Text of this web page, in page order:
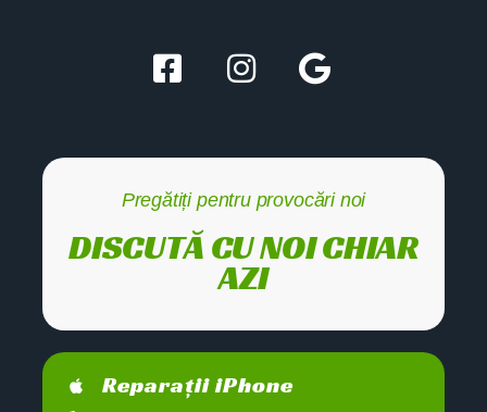
Pregătiți pentru provocări noi
DISCUTĂ CU NOI CHIAR
AZI
Reparații iPhone